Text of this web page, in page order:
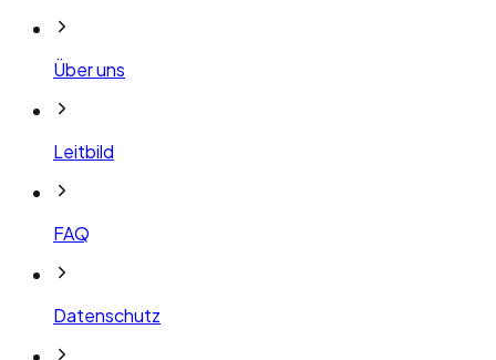
Über uns
Leitbild
FAQ
Datenschutz